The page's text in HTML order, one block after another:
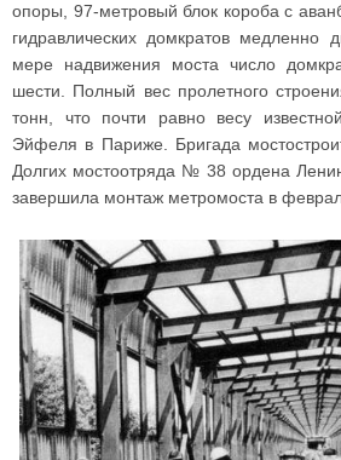
опоры, 97-метровый блок короба с
гидравлических домкратов
мере надвижения моста число
шести. Полный вес пролетного
тонн, что почти равно весу
Эйфеля в Париже. Бригада
Долгих мостоотряда № 38 ордена
завершила монтаж метромоста в